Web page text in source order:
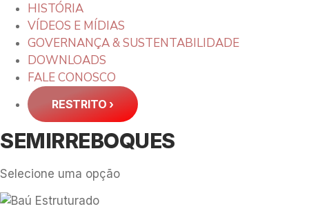
HISTÓRIA
VÍDEOS E MÍDIAS
GOVERNANÇA & SUSTENTABILIDADE
DOWNLOADS
FALE CONOSCO
RESTRITO ›
SEMIRREBOQUES
Selecione uma opção